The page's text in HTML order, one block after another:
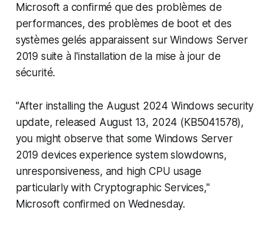
Microsoft a confirmé que des problèmes de
performances, des problèmes de boot et des
systèmes gelés apparaissent sur Windows Server
2019 suite à l'installation de la mise à jour de
sécurité.
"After installing the August 2024 Windows security
update, released August 13, 2024 (KB5041578),
you might observe that some Windows Server
2019 devices experience system slowdowns,
unresponsiveness, and high CPU usage
particularly with Cryptographic Services,"
Microsoft confirmed on Wednesday.